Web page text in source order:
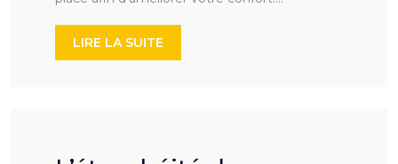
LIRE LA SUITE